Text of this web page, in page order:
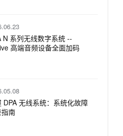
N 系列无线数字系统 --
高端音频设备全面加码
DPA 无线系统：系统化故障
南